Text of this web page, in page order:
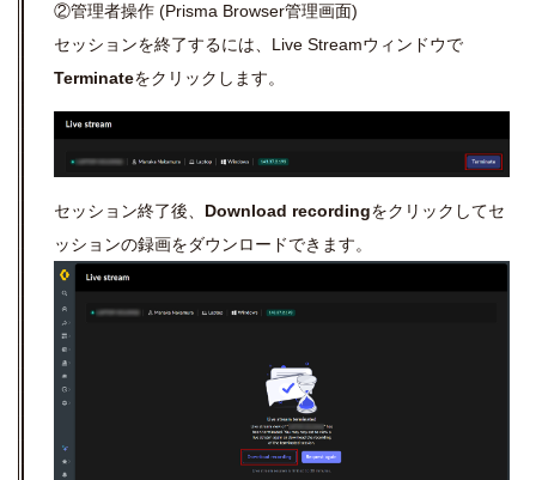
②管理者操作 (Prisma Browser管理画面)
セッションを終了するには、 Live Streamウィンドウで
Terminateをクリックします。
セッション終了後、 Download recordingをクリックしてセ
ッションの録画をダウンロードできます。